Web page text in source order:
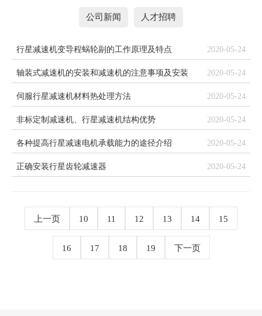
公司新闻 人才招聘
2020-05-24
行星减速机变导程蜗轮副的工作原理及特点
2020-05-24
轴装式减速机的安装和减速机的注意事项及安装
2020-05-24
伺服行星减速机材料热处理方法
2020-05-24
非标定制减速机、行星减速机结构优势
2020-05-24
各种提高行星减速电机承载能力的途径介绍
2020-05-24
正确安装行星齿轮减速器
上一页 10 11 12 13 14 15
16 17 18 19 下一页